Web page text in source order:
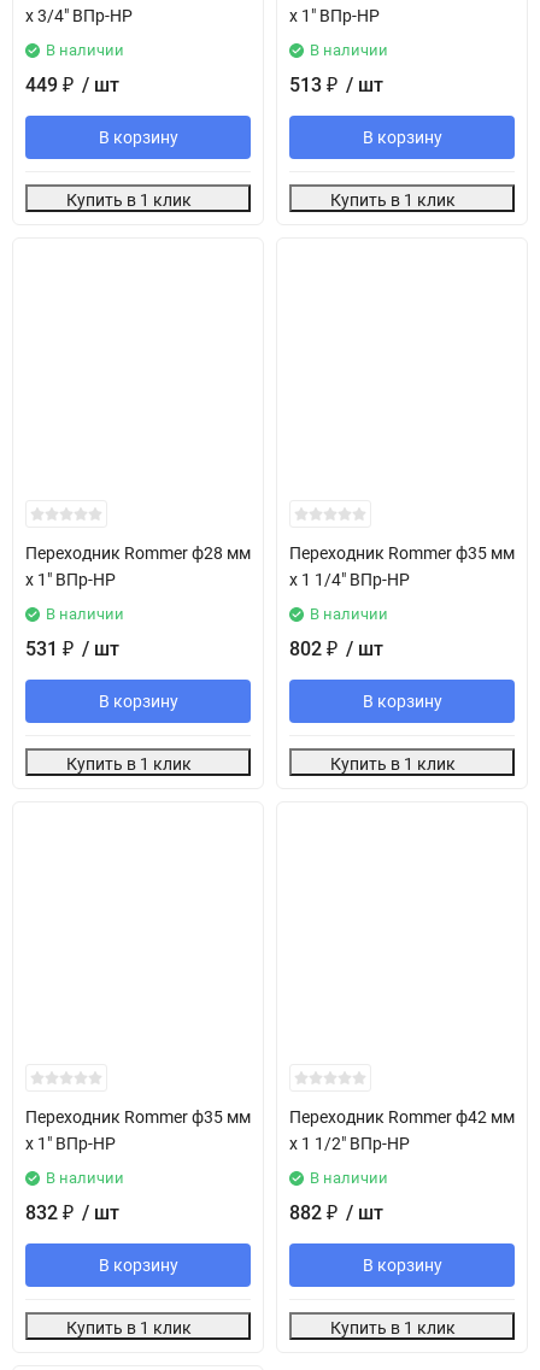
х 3/4" ВПр-НР
В наличии
449 ₽ / шт
В корзину
Купить в 1 клик
х 1" ВПр-НР
В наличии
513 ₽ / шт
В корзину
Купить в 1 клик
Переходник Rommer ф28 мм
х 1" ВПр-НР
В наличии
531 ₽ / шт
В корзину
Купить в 1 клик
Переходник Rommer ф35 мм
х 1 1/4" ВПр-НР
В наличии
802 ₽ / шт
В корзину
Купить в 1 клик
Переходник Rommer ф35 мм
х 1" ВПр-НР
В наличии
832 ₽ / шт
В корзину
Купить в 1 клик
Переходник Rommer ф42 мм
х 1 1/2" ВПр-НР
В наличии
882 ₽ / шт
В корзину
Купить в 1 клик